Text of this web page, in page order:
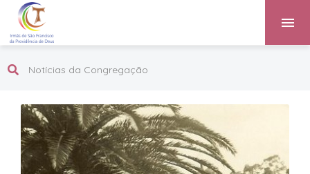
Notícias da Congregação